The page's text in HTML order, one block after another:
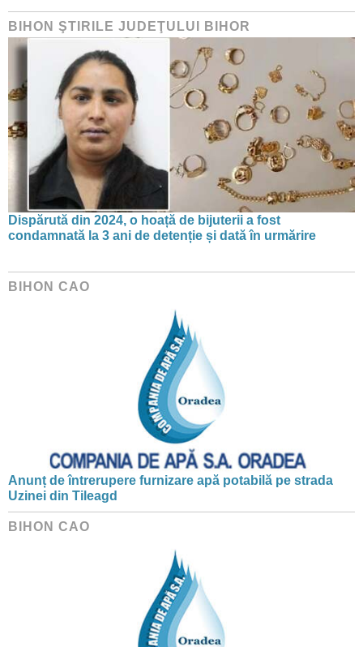
BIHON ŞTIRILE JUDEŢULUI BIHOR
Dispărută din 2024, o hoață de bijuterii a fost
condamnată la 3 ani de detenție și dată în urmărire
BIHON CAO
Anunț de întrerupere furnizare apă potabilă pe strada
Uzinei din Tileagd
BIHON CAO